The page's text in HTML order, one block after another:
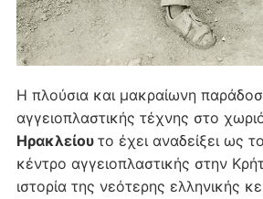
Η πλούσια και μακραίωνη
αγγειοπλαστικής τέχνης στο
Ηρακλείου το έχει αναδείξει ως
κέντρο αγγειοπλαστικής στην
ιστορία της νεότερης ελληνικής